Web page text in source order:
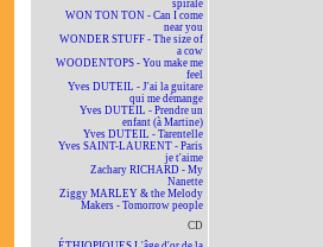
spirale
WON TON TON - Can I come
near you
WONDER STUFF - The size of
a cow
WOODENTOPS - You make me
feel
Yves DUTEIL - J'ai la guitare
qui me démange
Yves DUTEIL - Prendre un
enfant (à Martine)
Yves DUTEIL - Tarentelle
Yves SAINT-LAURENT - Paris
je t'aime
Zachary RICHARD - My
Nanette
Ziggy MARLEY & the Melody
Makers - Tomorrow people
CD